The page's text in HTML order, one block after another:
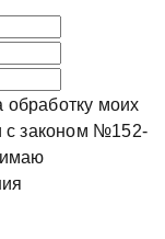
моих
с законом №152-